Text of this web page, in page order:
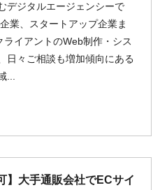
検索
デジタルエージェンシーで
業、スタートアップ企業ま
イアントのWeb制作・シス
日々ご相談も増加傾向にある
...
】大手通販会社でECサイ